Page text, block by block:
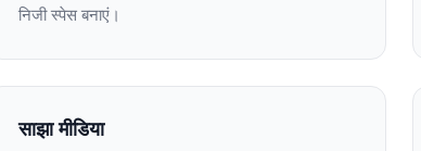
निजी स्पेस बनाएं।
साझा मीडिया